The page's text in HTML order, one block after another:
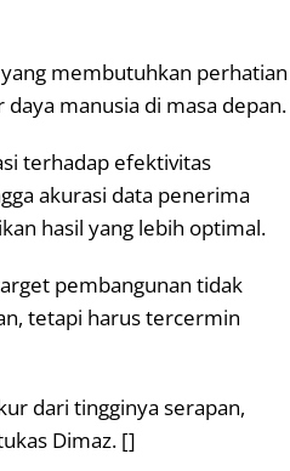
membutuhkan perhatian
manusia di masa depan.
terhadap efektivitas
akurasi data penerima
hasil yang lebih optimal.
pembangunan tidak
tetapi harus tercermin
dari tingginya serapan,
Dimaz. []